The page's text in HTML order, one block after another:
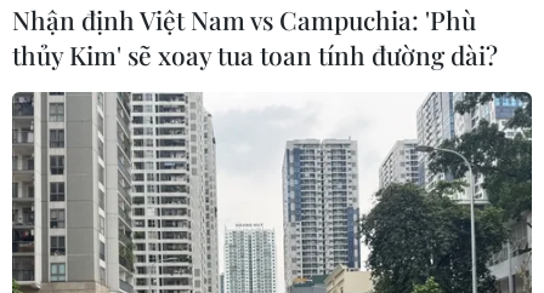
Báo động xu hướng gia tăng người
trẻ mắc ung thư
04/08/2026 14:10
Mỹ ghi nhận ca tử vong đầu tiên
Nhận định Việt Nam vs Campuchia: 'Phù
thủy Kim' sẽ xoay tua toan tính đường dài?